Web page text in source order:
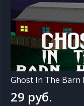
Ghost In The Barn
29 руб.